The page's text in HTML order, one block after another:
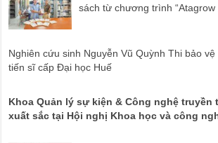
sách từ chương trình “Atagrow
Nghiên cứu sinh Nguyễn Vũ Quỳnh Thi bảo
tiến sĩ cấp Đại học Huế
Khoa Quản lý sự kiện & Công nghệ truyền
xuất sắc tại Hội nghị Khoa học và công